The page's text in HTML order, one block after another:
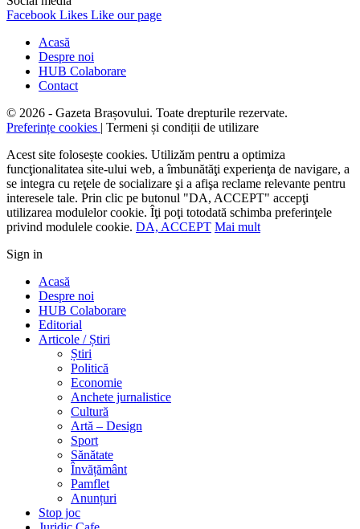
Facebook Likes Like our page
Acasă
Despre noi
HUB Colaborare
Contact
© 2026 - Gazeta Brașovului. Toate drepturile rezervate.
Preferințe cookies | Termeni și condiții de utilizare
Acest site folosește cookies. Utilizăm pentru a optimiza
funcţionalitatea site-ului web, a îmbunătăţi experienţa de navigare, a
se integra cu reţele de socializare şi a afişa reclame relevante pentru
interesele tale. Prin clic pe butonul "DA, ACCEPT" accepţi
utilizarea modulelor cookie. Îţi poţi totodată schimba preferinţele
privind modulele cookie. DA, ACCEPT Mai mult
Sign in
Acasă
Despre noi
HUB Colaborare
Editorial
Articole / Știri
Știri
Politică
Economie
Anchete jurnalistice
Cultură
Artă – Design
Sport
Sănătate
Învățământ
Pamflet
Anunțuri
Stop joc